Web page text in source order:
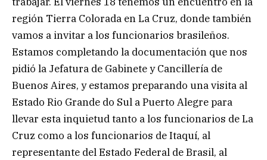
región Tierra Colorada en La Cruz, donde también
vamos a invitar a los funcionarios brasileños.
Estamos completando la documentación que nos
pidió la Jefatura de Gabinete y Cancillería de
Buenos Aires, y estamos preparando una visita al
Estado Rio Grande do Sul a Puerto Alegre para
llevar esta inquietud tanto a los funcionarios de La
Cruz como a los funcionarios de Itaquí, al
representante del Estado Federal de Brasil, al